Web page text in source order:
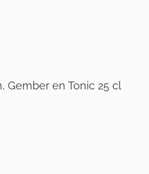
Gember en Tonic 25 cl